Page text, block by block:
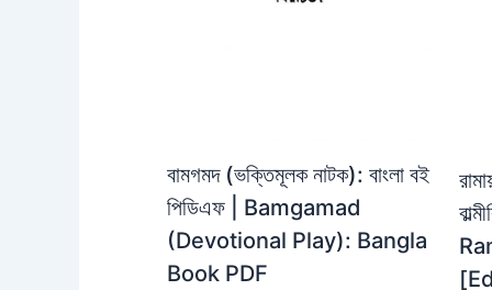
বামগমদ (ভক্তিমূলক নাটক): বাংলা বই
পিডিএফ | Bamgamad
(Devotional Play): Bangla
Book PDF